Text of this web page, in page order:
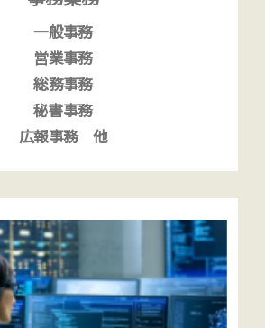
一般事務
営業事務
総務事務
秘書事務
広報事務 他